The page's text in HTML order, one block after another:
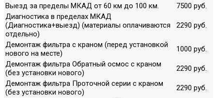
Выезд за пределы МКАД от 60 км до 100 км.
7500 руб.
Диагностика в пределах МКАД
(Диагностика+выезд) (материалы оплачиваются
отдельно)
2290 руб.
Демонтаж фильтра с краном (перед установкой
нового на месте)
1000 руб.
Демонтаж фильтра Обратный осмос с краном
(без установки нового)
2290 руб.
Демонтаж фильтра Проточной серии с краном
(без установки нового)
2290 руб.